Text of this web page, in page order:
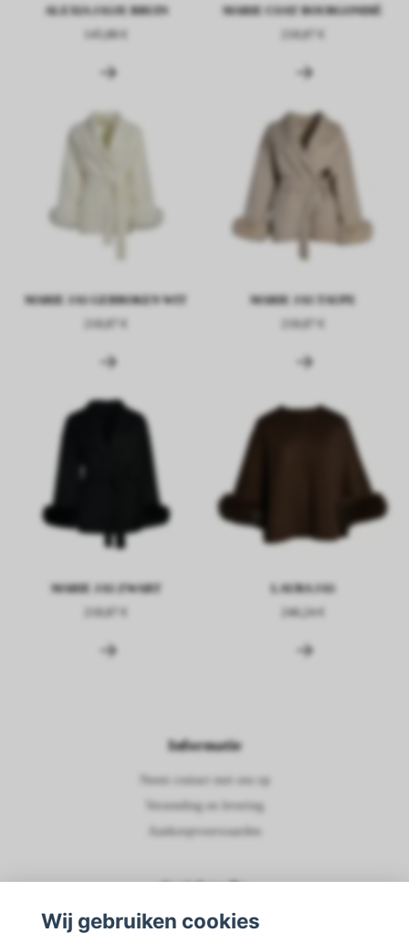
ALEXIA JASJE BRUIN
145,88 €
MARIE COAT BOURGONDIË
218,87 €
MARIE JAS GEBROKEN WIT
218,87 €
MARIE JAS TAUPE
218,87 €
MARIE JAS ZWART
218,87 €
LAURA JAS
246,24 €
Informatie
Neem contact met ons op
Verzending en levering
Aankoopvoorwaarden
Wij gebruiken cookies